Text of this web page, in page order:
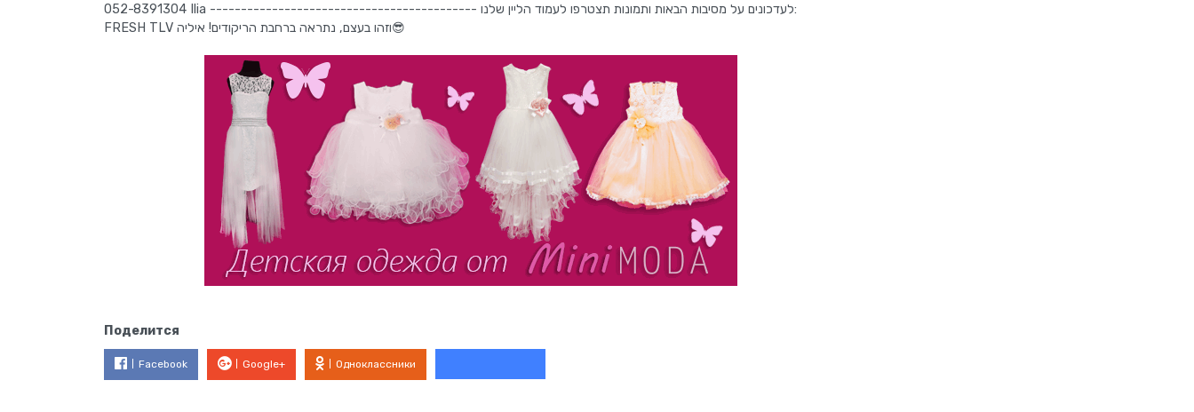
052-8391304 Ilia ------------------------------------------- לעדכונים על מסיבות הבאות ותמונות תצטרפו לעמוד הליין שלנו:
FRESH TLV וזהו בעצם, נתראה ברחבת הריקודים! איליה😎
Поделится
Facebook Google+ Одноклассники